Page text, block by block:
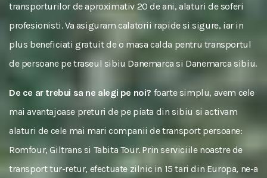
transporturilor de aproximativ 20 de ani, alaturi de soferi
profesionisti. Va asiguram calatorii rapide si sigure, iar in
plus beneficiati gratuit de o masa calda pentru transportul
de persoane pe traseul sibiu Danemarca si Danemarca sibiu.
De ce ar trebui sa ne alegi pe noi? foarte simplu, avem cele
mai avantajoase preturi de pe piata din sibiu si activam
alaturi de cele mai mari companii de transport persoane:
Romfour, Giltrans si Tabita Tour. Prin serviciile noastre de
transport tur-retur, efectuate zilnic in 15 tari din Europa, ne-a